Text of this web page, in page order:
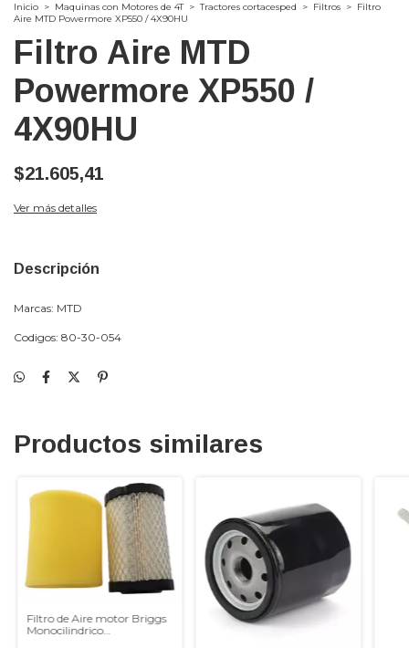
Inicio > Maquinas con Motores de 4T > Tractores cortacesped > Filtros > Filtro
Aire MTD Powermore XP550 / 4X90HU
Filtro Aire MTD
Powermore XP550 /
4X90HU
$21.605,41
Ver más detalles
Descripción
Marcas: MTD
Codigos: 80-30-054
Productos similares
Filtro de Aire motor Briggs
Monocilindrico